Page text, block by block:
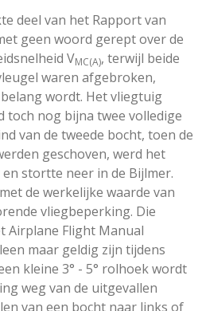
deel van het Rapport van
geen woord gerept over de
VMC(A), terwijl beide
waren afgebroken,
wordt. Het vliegtuig
toch nog bijna twee volledige
van de tweede bocht, toen de
geschoven, werd het
stortte neer in de Bijlmer.
de werkelijke waarde van
vliegbeperking. Die
Airplane Flight Manual
maar geldig zijn tijdens
kleine 3° - 5° rolhoek wordt
weg van de uitgevallen
van een bocht naar links of